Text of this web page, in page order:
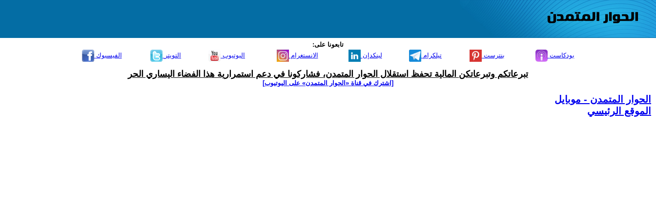
تابعونا على:
الفيسبوك
التويتر اليوتيوب الانستغرام لينكدإن تيلكرام بنترست بودكاست
تبرعاتكم وتبرعاتكن المالية تحفظ استقلال الحوار المتمدن، فشاركونا في دعم استمرارية هذا الفضاء اليساري الحر
[اشترك في قناة ‫«الحوار المتمدن» على اليوتيوب]
الحوار المتمدن - موبايل
الموقع الرئيسي